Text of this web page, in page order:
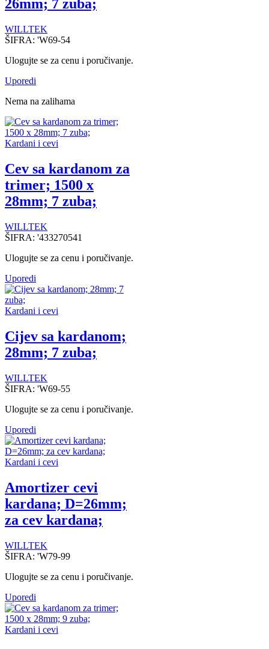
26mm; 7 zuba;
WILLTEK
ŠIFRA: 'W69-54
Ulogujte se za cenu i poručivanje.
Uporedi
Nema na zalihama
Kardani i cevi
Cev sa kardanom za
trimer; 1500 x
28mm; 7 zuba;
WILLTEK
ŠIFRA: '433270541
Ulogujte se za cenu i poručivanje.
Uporedi
Kardani i cevi
Cijev sa kardanom;
28mm; 7 zuba;
WILLTEK
ŠIFRA: 'W69-55
Ulogujte se za cenu i poručivanje.
Uporedi
Kardani i cevi
Amortizer cevi
kardana; D=26mm;
za cev kardana;
WILLTEK
ŠIFRA: 'W79-99
Ulogujte se za cenu i poručivanje.
Uporedi
Kardani i cevi